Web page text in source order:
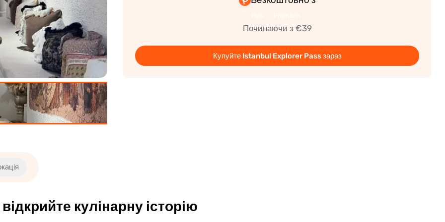
Починаючи з €39
Купуйте Istanbul Explorer Pass зараз
кулінарну історію